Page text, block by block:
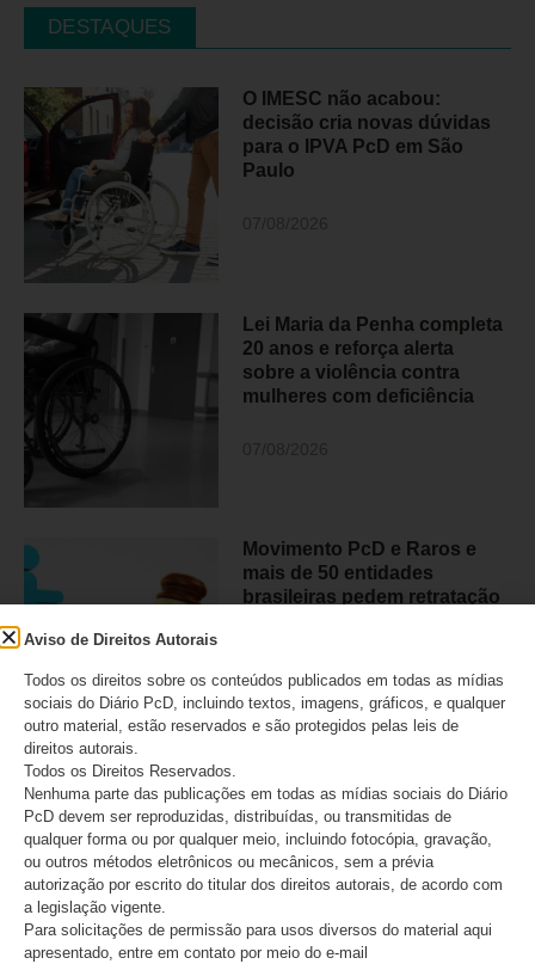
DESTAQUES
O IMESC não acabou:
decisão cria novas dúvidas
para o IPVA PcD em São
Paulo
Lei Maria da Penha completa
20 anos e reforça alerta
sobre a violência contra
mulheres com deficiência
Movimento PcD e Raros e
mais de 50 entidades
brasileiras pedem retratação
06/08/2026
CATEGORIAS
Acessibilidade
Artigo/Opinião
Atualidades
Aviso de Direitos Autorais
Todos os direitos sobre os conteúdos publicados em todas as mídias
sociais do Diário PcD, incluindo textos, imagens, gráficos, e qualquer
outro material, estão reservados e são protegidos pelas leis de
direitos autorais.
Todos os Direitos Reservados.
Nenhuma parte das publicações em todas as mídias sociais do Diário
PcD devem ser reproduzidas, distribuídas, ou transmitidas de
qualquer forma ou por qualquer meio, incluindo fotocópia, gravação,
ou outros métodos eletrônicos ou mecânicos, sem a prévia
autorização por escrito do titular dos direitos autorais, de acordo com
a legislação vigente.
Para solicitações de permissão para usos diversos do material aqui
apresentado, entre em contato por meio do e-mail